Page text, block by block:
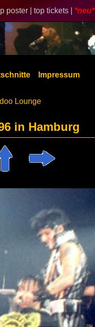
poster | top tickets | *neu*
Impressum
Lounge
in Hamburg